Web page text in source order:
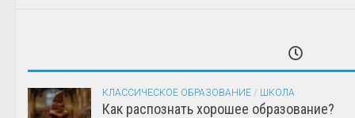
КЛАССИЧЕСКОЕ ОБРАЗОВАНИЕ / ШКОЛА
Как распознать хорошее образование?